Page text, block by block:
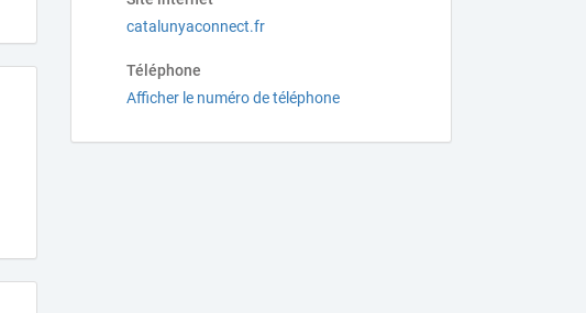
catalunyaconnect.fr
Téléphone
Afficher le numéro de téléphone